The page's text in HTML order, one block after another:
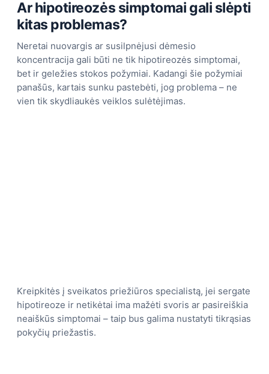
Ar hipotireozės simptomai gali slėpti
kitas problemas?
Neretai nuovargis ar susilpnėjusi dėmesio
koncentracija gali būti ne tik hipotireozės simptomai,
bet ir geležies stokos požymiai. Kadangi šie požymiai
panašūs, kartais sunku pastebėti, jog problema – ne
vien tik skydliaukės veiklos sulėtėjimas.
Kreipkitės į sveikatos priežiūros specialistą, jei sergate
hipotireoze ir netikėtai ima mažėti svoris ar pasireiškia
neaiškūs simptomai – taip bus galima nustatyti tikrąsias
pokyčių priežastis.